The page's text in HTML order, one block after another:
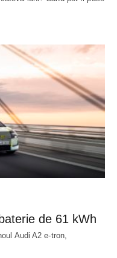
de 61 kWh
Audi A2 e-tron,